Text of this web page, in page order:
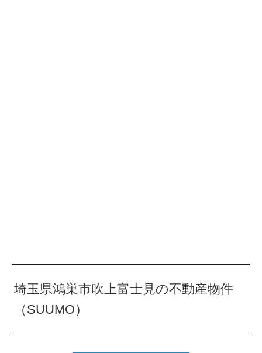
埼玉県鴻巣市吹上富士見の不動産物件
（SUUMO）